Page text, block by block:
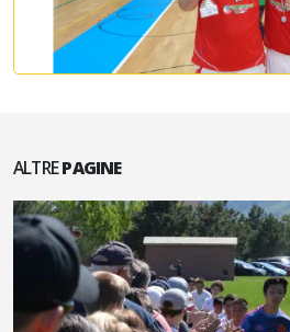
ALTREPAGINE